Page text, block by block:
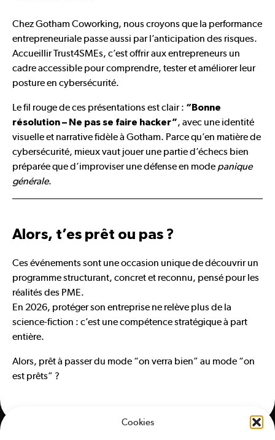
Cookies
Chez Gotham Coworking, nous croyons que la performance
entrepreneuriale passe aussi par l’anticipation des risques.
Accueillir Trust4SMEs, c’est offrir aux entrepreneurs un
cadre accessible pour comprendre, tester et améliorer leur
posture en cybersécurité.
Le fil rouge de ces présentations est clair : “Bonne
résolution – Ne pas se faire hacker”, avec une identité
visuelle et narrative fidèle à Gotham. Parce qu’en matière de
cybersécurité, mieux vaut jouer une partie d’échecs bien
préparée que d’improviser une défense en mode panique
générale.
Alors, t’es prêt ou pas ?
Ces événements sont une occasion unique de découvrir un
programme structurant, concret et reconnu, pensé pour les
réalités des PME.
En 2026, protéger son entreprise ne relève plus de la
science-fiction : c’est une compétence stratégique à part
entière.
Alors, prêt à passer du mode “on verra bien” au mode “on
est prêts” ?